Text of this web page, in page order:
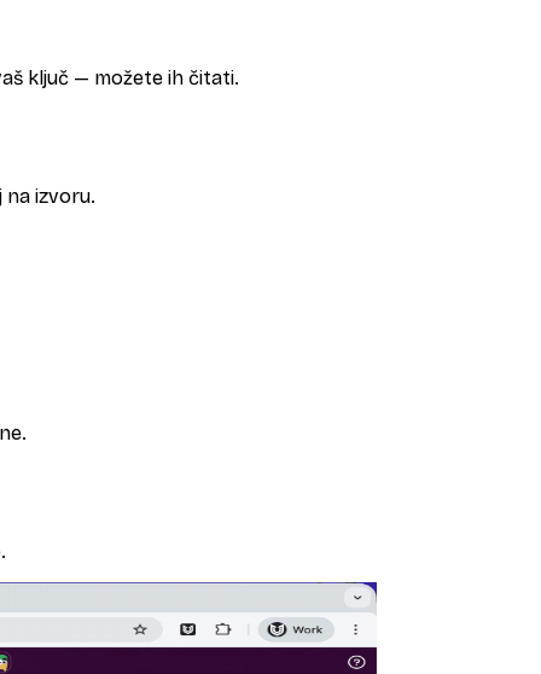
ključ — možete ih čitati.
izvoru.